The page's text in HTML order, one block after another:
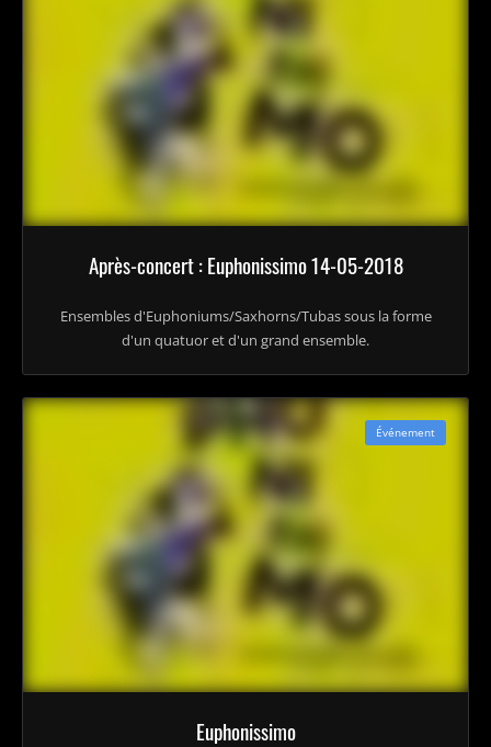
Après-concert : Euphonissimo 14-05-2018
Ensembles d'Euphoniums/Saxhorns/Tubas sous la forme
d'un quatuor et d'un grand ensemble.
Événement
Euphonissimo